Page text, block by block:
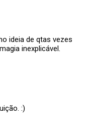
ideia de qtas vezes
inexplicável.
:)